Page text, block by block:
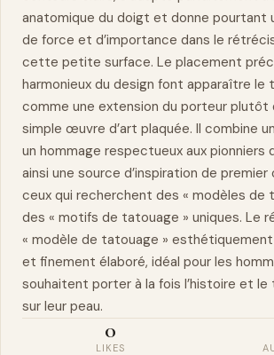
anatomique du doigt et donne pourtant
de force et d’importance dans le
cette petite surface. Le placement
harmonieux du design font apparaître le
comme une extension du porteur plutôt
simple œuvre d’art plaquée. Il combine
un hommage respectueux aux pionniers
ainsi une source d’inspiration de
ceux qui recherchent des « modèles de
des « motifs de tatouage » uniques. Le
« modèle de tatouage »
et finement élaboré, idéal pour les
souhaitent porter à la fois l’histoire et
sur leur peau.
0
LIKES